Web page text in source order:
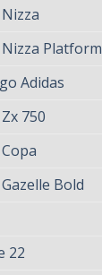
Platform
Adidas
750
Bold
22